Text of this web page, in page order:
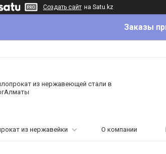
Создать сайт на Satu.kz
Заказы
из нержавеющей стали в
из нержавейки О компании